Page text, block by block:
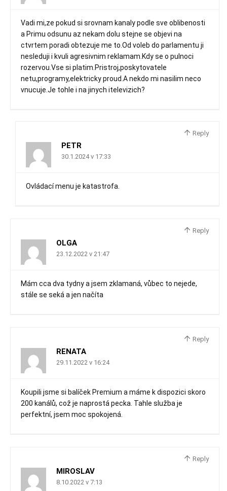
Vadi mi,ze pokud si srovnam kanaly podle sve oblibenosti
a Primu odsunu az nekam dolu stejne se objevi na
ctvrtem poradi obtezuje me to.Od voleb do parlamentu ji
nesleduji i kvuli agresivnim reklamam.Kdy se o pulnoci
rozervou.Vse si platim.Pristroj,poskytovatele
netu,programy,elektricky proud.A nekdo mi nasilim neco
vnucuje.Je tohle i na jinych itelevizich?
Reply
PETR
30.1.2024 v 17:33
Ovládací menu je katastrofa.
Reply
OLGA
23.12.2022 v 21:47
Mám cca dva tydny a jsem zklamaná, vůbec to nejede,
stále se seká a jen načíta
Reply
RENATA
29.11.2022 v 16:24
Koupili jsme si balíček Premium a máme k dispozici skoro
200 kanálů, což je naprostá pecka. Tahle služba je
perfektní, jsem moc spokojená.
Reply
MIROSLAV
8.10.2022 v 7:13